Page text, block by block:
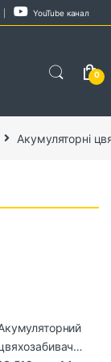
YouTube канал
0
Акумуляторні